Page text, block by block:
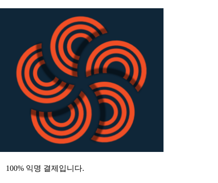
100% 익명 결제입니다.